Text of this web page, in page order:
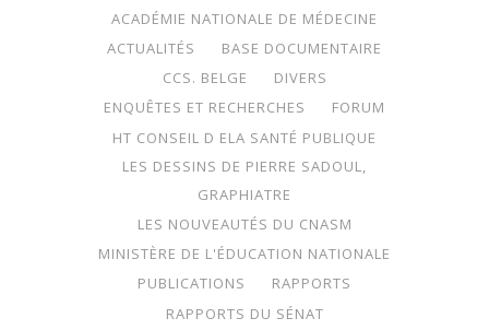
ACADÉMIE NATIONALE DE MÉDECINE
ACTUALITÉS
BASE DOCUMENTAIRE
CCS. BELGE
DIVERS
ENQUÊTES ET RECHERCHES
FORUM
HT CONSEIL D ELA SANTÉ PUBLIQUE
LES DESSINS DE PIERRE SADOUL,
GRAPHIATRE
LES NOUVEAUTÉS DU CNASM
MINISTÈRE DE L'ÉDUCATION NATIONALE
PUBLICATIONS
RAPPORTS
RAPPORTS DU SÉNAT